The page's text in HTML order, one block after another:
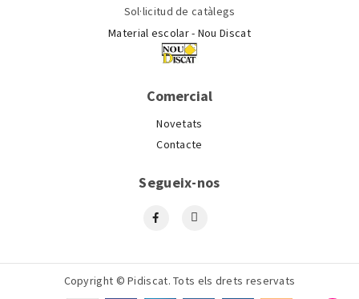
Sol·licitud de catàlegs
Material escolar - Nou Discat
Comercial
Novetats
Contacte
Segueix-nos
Copyright © Pidiscat. Tots els drets reservats